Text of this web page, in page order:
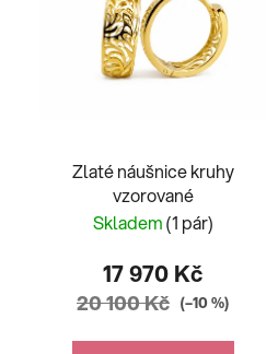
Zlaté náušnice kruhy
vzorované
Skladem(1 pár)
17 970 Kč
20 100 Kč (–10 %)